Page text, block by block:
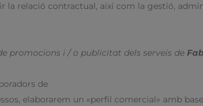
la relació contractual, així com la gestió,
promocions i / o publicitat dels serveis de
de
elaborarem un «perfil comercial» amb